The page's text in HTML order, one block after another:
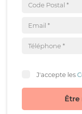
J'accepte les
Être